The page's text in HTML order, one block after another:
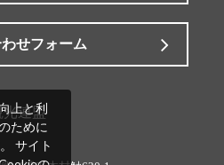
せフォーム
光連盟
上と利
ために
サイト